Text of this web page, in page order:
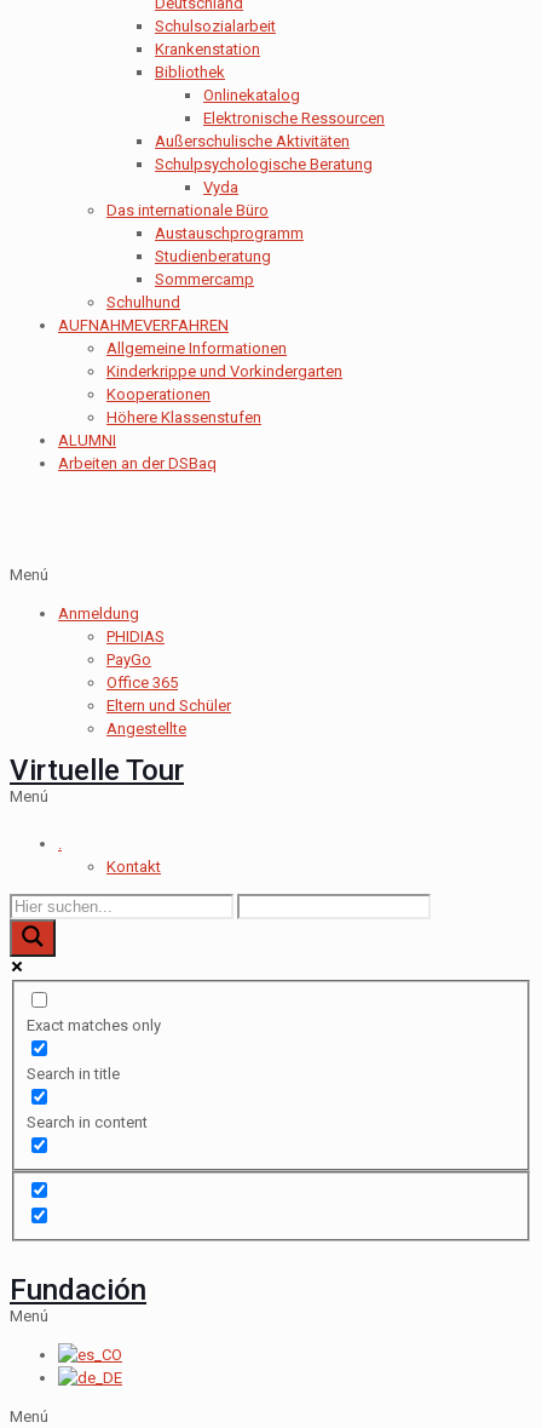
Schulsozialarbeit
Krankenstation
Bibliothek
Onlinekatalog
Elektronische Ressourcen
Außerschulische Aktivitäten
Schulpsychologische Beratung
Vyda
Das internationale Büro
Austauschprogramm
Studienberatung
Sommercamp
Schulhund
AUFNAHMEVERFAHREN
Allgemeine Informationen
Kinderkrippe und Vorkindergarten
Kooperationen
Höhere Klassenstufen
ALUMNI
Arbeiten an der DSBaq
Menú
Anmeldung
PHIDIAS
PayGo
Office 365
Eltern und Schüler
Angestellte
Virtuelle Tour
Menú
.
Kontakt
Exact matches only
Search in title
Search in content
Fundación
Menú
Menú